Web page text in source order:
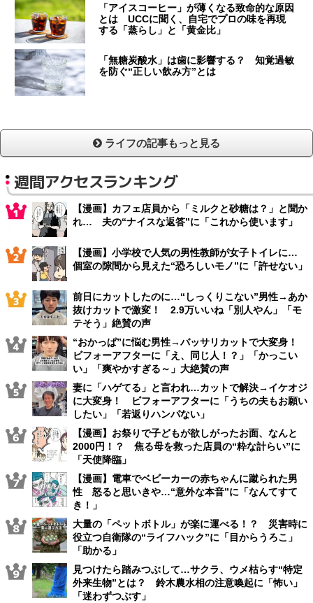
「アイスコーヒー」が薄くなる致命的な原因
とは UCCに聞く、自宅でプロの味を再現
する「蒸らし」と「黄金比」
「無糖炭酸水」は歯に影響する？ 知覚過敏
を防ぐ“正しい飲み方”とは
ライフの記事もっと見る
週間アクセスランキング
【漫画】カフェ店員から「ミルクと砂糖は？」と聞か
れ… 夫の“ナイスな返答”に「これから使います」
【漫画】小学校で人気の男性教師が女子トイレに…
個室の隙間から見えた“恐ろしいモノ”に「許せない」
前日にカットしたのに…“しっくりこない”男性→あか
抜けカットで激変！ 2.9万いいね「別人やん」「モ
テそう」絶賛の声
“おかっぱ”に悩む男性→バッサリカットで大変身！
ビフォーアフターに「え、同じ人！？」「かっこい
い」「爽やかすぎる～」大絶賛の声
妻に「ハゲてる」と言われ…カットで解決→イケオジ
に大変身！ ビフォーアフターに「うちの夫もお願い
したい」「若返りハンパない」
【漫画】お祭りで子どもが欲しがったお面、なんと
2000円！？ 焦る母を救った店員の“粋な計らい”に
「天使降臨」
【漫画】電車でベビーカーの赤ちゃんに蹴られた男
性 怒ると思いきや…“意外な本音”に「なんてすて
き！」
大量の「ペットボトル」が楽に運べる！？ 災害時に
役立つ自衛隊の“ライフハック”に「目からうろこ」
「助かる」
見つけたら踏みつぶして…サクラ、ウメ枯らす“特定
外来生物”とは？ 鈴木農水相の注意喚起に「怖い」
「迷わずつぶす」